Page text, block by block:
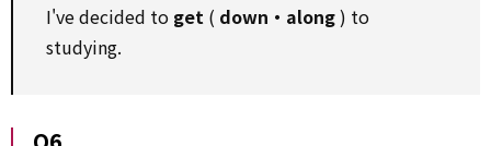
I've decided to get ( down・along) to
studying.